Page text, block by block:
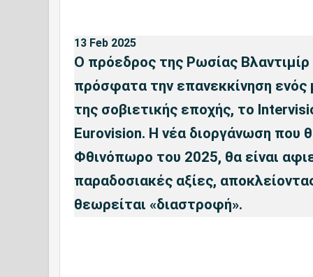
13 Feb 2025
Ο πρόεδρος της Ρωσίας
πρόσφατα την επανεκκίνηση ενός
της σοβιετικής εποχής, το
Eurovision. Η νέα διοργάνωση που
Φθινόπωρο του 2025, θα είναι
παραδοσιακές αξίες,
θεωρείται «διαστροφή».